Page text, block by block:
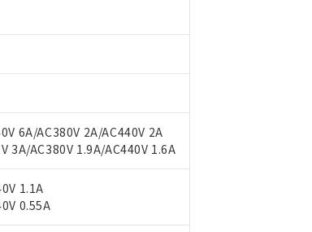
6A/AC380V 2A/AC440V 2A
3A/AC380V 1.9A/AC440V 1.6A
1.1A
0.55A
取引先、またはお客様担当のオムロン制御機器販売店・
「販売ネットワーク
」をご確認ください。
承諾なく第三者に漏洩または開示しないようお願いしま
）をご利用いただくには、I-Webメンバーズにご登録され
外項目は除く。
後することがあります。
以下であることを示します。
を超えていることを示します。
、
: 1000ppm、 PBDEs(ポリ臭化ジフェニルエーテル類) : 1000ppm、
チル) : 1000ppm、 BBP(フタル酸ブチルベンジル) : 1000ppm、
下であることを示します。
部に漏えいし、環境に深刻な影響を及ぼさない年数を意
よび外国貿易法に定める商品（以下｢規制貨物等」とい
兵器、生物兵器またはその他武器並びにこれらの製造装
、上記1、2および3の内容を当該第三者に通知します。
者が違法に輸出するおそれがある場合は、取り引きをい
お客様のお取引先、またはお客様担当のオムロン制御
さい)